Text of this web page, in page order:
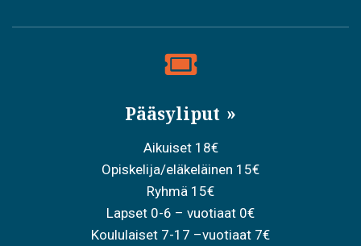
Pääsyliput
Aikuiset 18€
Opiskelija/eläkeläinen 15€
Ryhmä 15€
Lapset 0-6 – vuotiaat 0€
Koululaiset 7-17 –vuotiaat 7€